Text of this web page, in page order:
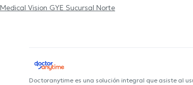
Medical Vision GYE Sucursal Norte
Doctoranytime es una solución integral que asiste al